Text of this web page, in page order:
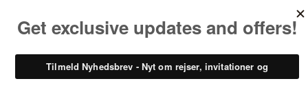
Løberejser Danmark